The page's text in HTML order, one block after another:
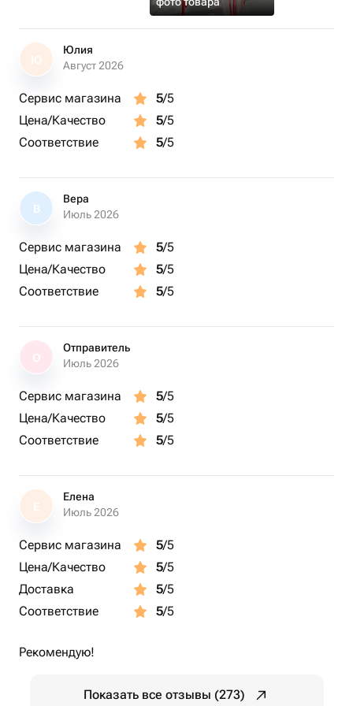
Ю
Юлия
Август 2026
Сервис магазина 5/5
Цена/Качество
5/5
Соответствие
5/5
В
Вера
Июль 2026
Сервис магазина 5/5
Цена/Качество
5/5
Соответствие
5/5
Отправитель
Июль 2026
Сервис магазина 5/5
Цена/Качество
5/5
Соответствие
5/5
Е
Елена
Июль 2026
Сервис магазина 5/5
Цена/Качество
5/5
Доставка
5/5
Соответствие
5/5
Рекомендую!
Показать все отзывы (273)